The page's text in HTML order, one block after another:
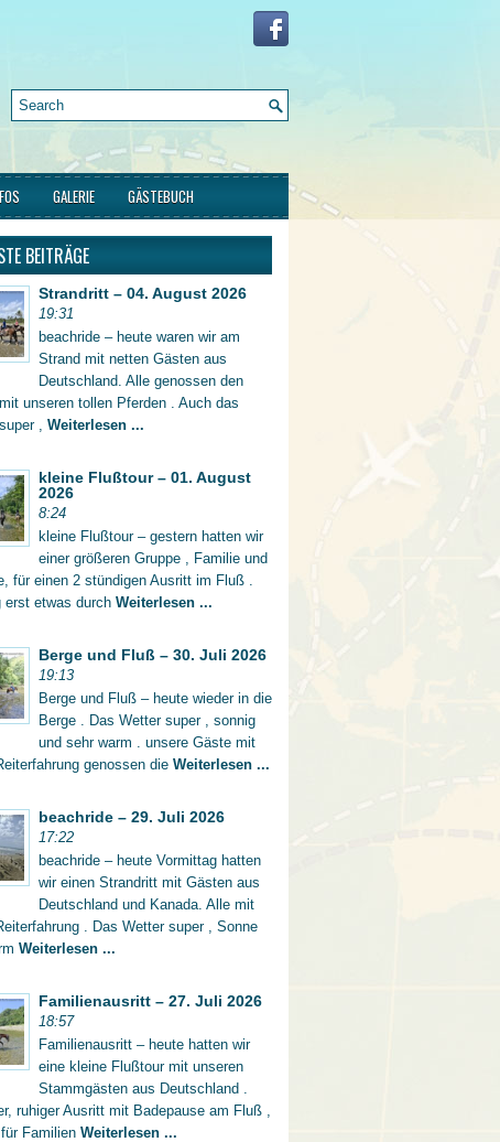
GALERIE GÄSTEBUCH
BEITRÄGE
Strandritt – 04. August 2026
19:31
beachride – heute waren wir am
Strand mit netten Gästen aus
Deutschland. Alle genossen den
unseren tollen Pferden . Auch das
, Weiterlesen ...
kleine Flußtour – 01. August
2026
8:24
kleine Flußtour – gestern hatten wir
einer größeren Gruppe , Familie und
für einen 2 stündigen Ausritt im Fluß .
erst etwas durch Weiterlesen ...
Berge und Fluß – 30. Juli 2026
19:13
Berge und Fluß – heute wieder in die
Berge . Das Wetter super , sonnig
und sehr warm . unsere Gäste mit
genossen die Weiterlesen ...
beachride – 29. Juli 2026
17:22
beachride – heute Vormittag hatten
wir einen Strandritt mit Gästen aus
Deutschland und Kanada. Alle mit
. Das Wetter super , Sonne
Weiterlesen ...
Familienausritt – 27. Juli 2026
18:57
Familienausritt – heute hatten wir
eine kleine Flußtour mit unseren
Stammgästen aus Deutschland .
ruhiger Ausritt mit Badepause am Fluß ,
Familien Weiterlesen ...